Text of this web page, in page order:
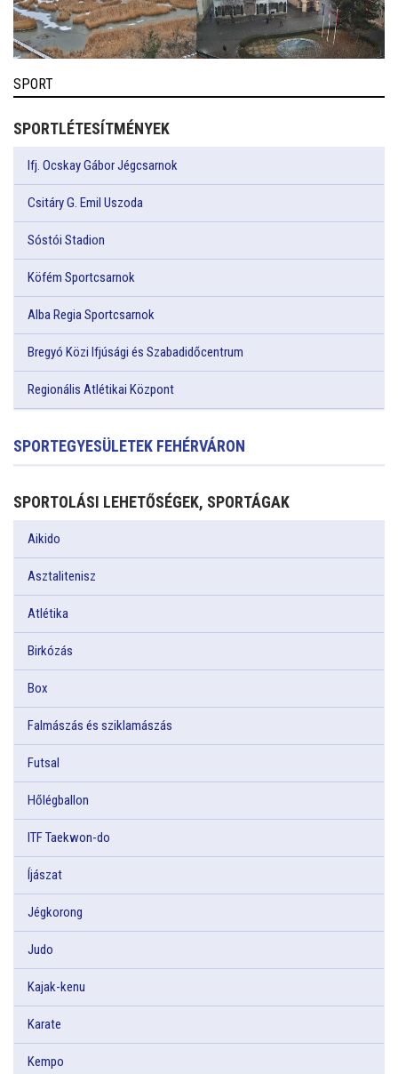
SPORT
SPORTLÉTESÍTMÉNYEK
Ifj. Ocskay Gábor Jégcsarnok
Csitáry G. Emil Uszoda
Sóstói Stadion
Köfém Sportcsarnok
Alba Regia Sportcsarnok
Bregyó Közi Ifjúsági és Szabadidőcentrum
Regionális Atlétikai Központ
SPORTEGYESÜLETEK FEHÉRVÁRON
SPORTOLÁSI LEHETŐSÉGEK, SPORTÁGAK
Aikido
Asztalitenisz
Atlétika
Birkózás
Box
Falmászás és sziklamászás
Futsal
Hőlégballon
ITF Taekwon-do
Íjászat
Jégkorong
Judo
Kajak-kenu
Karate
Kempo